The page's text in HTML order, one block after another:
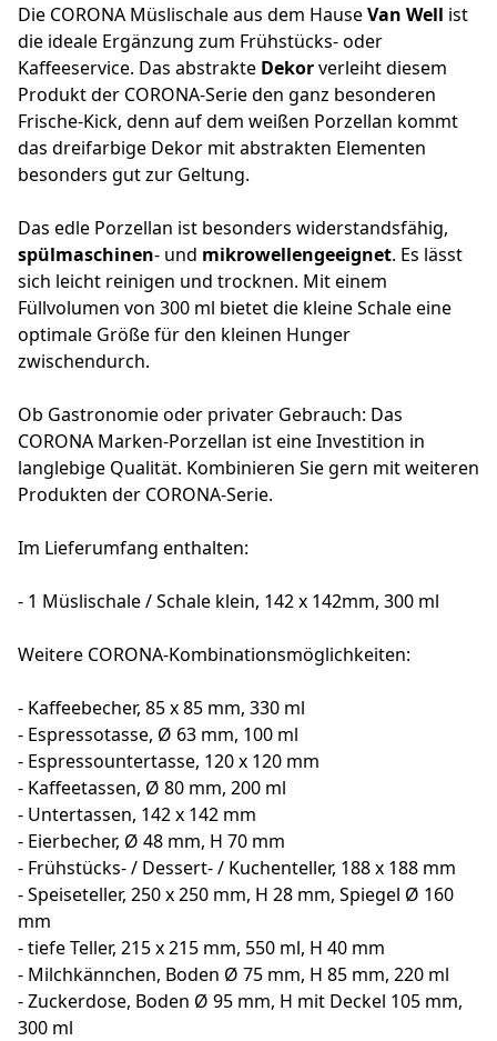
Die CORONA Müslischale aus dem HauseVan Well ist
die ideale Ergänzung zum Frühstücks- oder
Kaffeeservice. Das abstrakte Dekorverleiht diesem
Produkt der CORONA-Serie den ganz besonderen
Frische-Kick, denn auf dem weißen Porzellan kommt
das dreifarbige Dekor mit abstrakten Elementen
besonders gut zur Geltung.
Das edle Porzellan ist besonders widerstandsfähig,
spülmaschinen- und mikrowellengeeignet. Es lässt
sich leicht reinigen und trocknen. Mit einem
Füllvolumen von 300 ml bietet die kleine Schale eine
optimale Größe für den kleinen Hunger
zwischendurch.
Ob Gastronomie oder privater Gebrauch: Das
CORONA Marken-Porzellan ist eine Investition in
langlebige Qualität. Kombinieren Sie gern mit weiteren
Produkten der CORONA-Serie.
Im Lieferumfang enthalten:
- 1 Müslischale / Schale klein, 142 x 142mm, 300 ml
Weitere CORONA-Kombinationsmöglichkeiten:
- Kaffeebecher, 85 x 85 mm, 330 ml
- Espressotasse, Ø 63 mm, 100 ml
- Espressountertasse, 120 x 120 mm
- Kaffeetassen, Ø 80 mm, 200 ml
- Untertassen, 142 x 142 mm
- Eierbecher, Ø 48 mm, H 70 mm
- Frühstücks- / Dessert- / Kuchenteller, 188 x 188 mm
- Speiseteller, 250 x 250 mm, H 28 mm, Spiegel Ø 160
mm
- tiefe Teller, 215 x 215 mm, 550 ml, H 40 mm
- Milchkännchen, Boden Ø 75 mm, H 85 mm, 220 ml
- Zuckerdose, Boden Ø 95 mm, H mit Deckel 105 mm,
300 ml